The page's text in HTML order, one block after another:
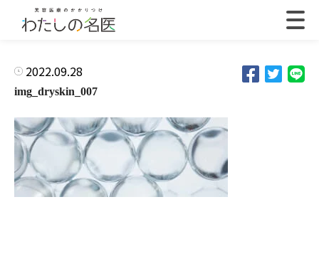
2022.09.28
img_dryskin_007